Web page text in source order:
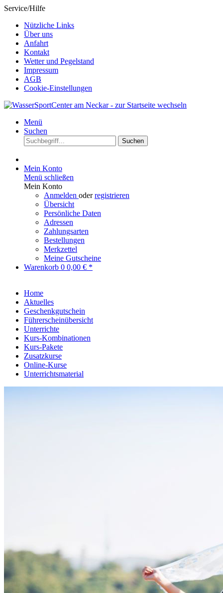
Service/Hilfe
Nützliche Links
Über uns
Anfahrt
Kontakt
Wetter und Pegelstand
Impressum
AGB
Cookie-Einstellungen
Menü
Suchen
Suchen
Mein Konto
Menü schließen
Mein Konto
Anmelden oderregistrieren
Übersicht
Persönliche Daten
Adressen
Zahlungsarten
Bestellungen
Merkzettel
Meine Gutscheine
Warenkorb 0 0,00 € *
Home
Aktuelles
Geschenkgutschein
Führerscheinübersicht
Unterrichte
Kurs-Kombinationen
Kurs-Pakete
Zusatzkurse
Online-Kurse
Unterrichtsmaterial